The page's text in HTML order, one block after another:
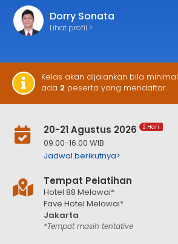
Dorry Sonata
Lihat profil >
Kelas akan dijalankan bila minimal
ada 2 peserta yang mendaftar.
20-21 Agustus 2026 2 Hari
09.00-16.00 WIB
Jadwal berikutnya>
Tempat Pelatihan
Hotel 88 Melawai*
Fave Hotel Melawai*
Jakarta
*Tempat masih tentative